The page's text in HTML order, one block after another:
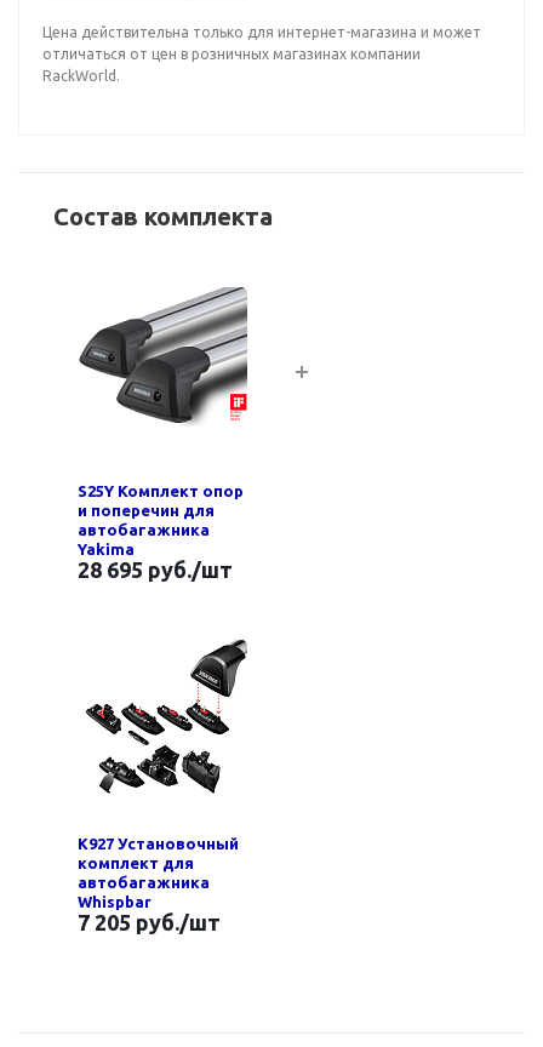
Цена действительна только для интернет-магазина и может
отличаться от цен в розничных магазинах компании
RackWorld.
Состав комплекта
S25Y Комплект опор
и поперечин для
автобагажника
Yakima
28 695 руб./шт
K927 Установочный
комплект для
автобагажника
Whispbar
7 205 руб./шт